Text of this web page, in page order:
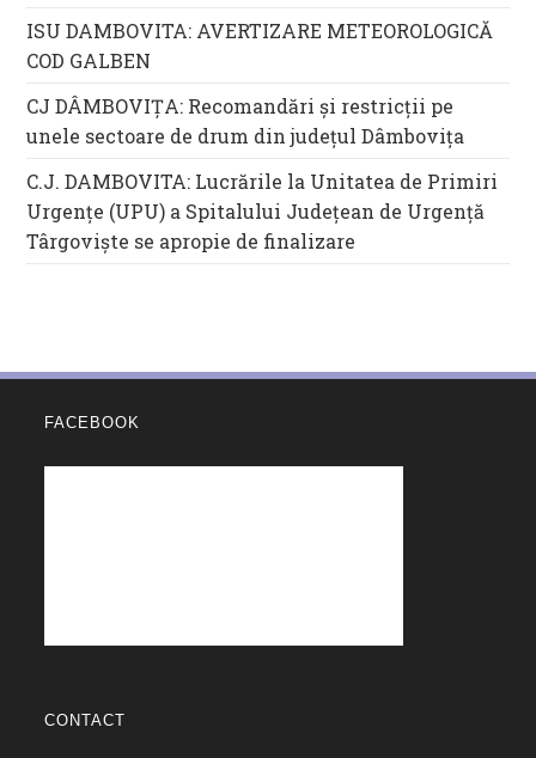
ISU DAMBOVITA: AVERTIZARE METEOROLOGICĂ
COD GALBEN
CJ DÂMBOVIȚA: Recomandări și restricții pe
unele sectoare de drum din județul Dâmbovița
C.J. DAMBOVITA: Lucrările la Unitatea de Primiri
Urgențe (UPU) a Spitalului Județean de Urgență
Târgoviște se apropie de finalizare
FACEBOOK
CONTACT